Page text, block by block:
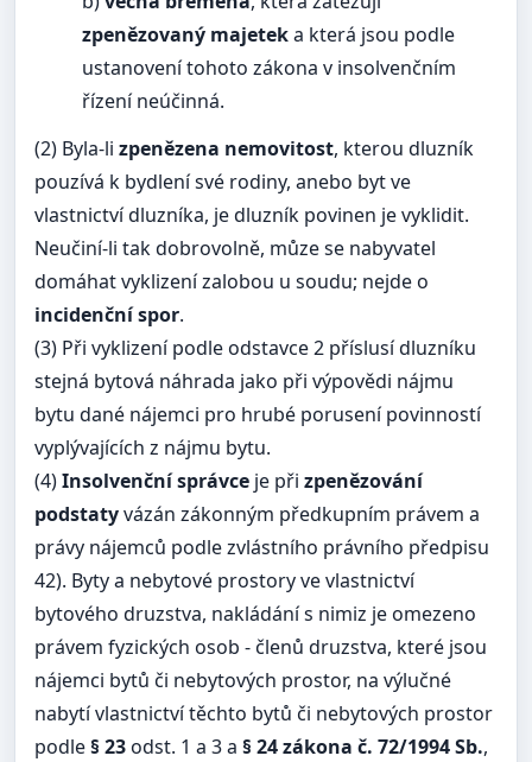
zpenězovaný majeteka která jsou podle
ustanovení tohoto zákona v insolvenčním
řízení neúčinná.
(2) Byla-li zpenězena nemovitost, kterou dluzník
pouzívá k bydlení své rodiny, anebo byt ve
vlastnictví dluzníka, je dluzník povinen je vyklidit.
Neučiní-li tak dobrovolně, můze se nabyvatel
domáhat vyklizení zalobou u soudu; nejde o
incidenční spor.
(3) Při vyklizení podle odstavce 2 příslusí dluzníku
stejná bytová náhrada jako při výpovědi nájmu
bytu dané nájemci pro hrubé porusení povinností
vyplývajících z nájmu bytu.
(4)Insolvenční správce je při zpenězování
podstatyvázán zákonným předkupním právem a
právy nájemců podle zvlástního právního předpisu
42). Byty a nebytové prostory ve vlastnictví
bytového druzstva, nakládání s nimiz je omezeno
právem fyzických osob - členů druzstva, které jsou
nájemci bytů či nebytových prostor, na výlučné
nabytí vlastnictví těchto bytů či nebytových prostor
podle§ 23odst. 1 a 3 a § 24 zákona č. 72/1994 Sb.,